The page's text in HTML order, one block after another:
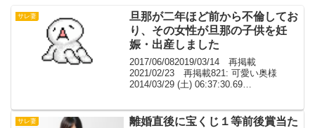
サレ妻
旦那が二年ほど前から不倫してお
り、その女性が旦那の子供を妊
娠・出産しました
2017/06/082019/03/14 再掲載
2021/02/23 再掲載821: 可愛い奥様
2014/03/29 (土) 06:37:30.69
の女...
サレ妻
離婚直後に宝くじ１等前後賞当た